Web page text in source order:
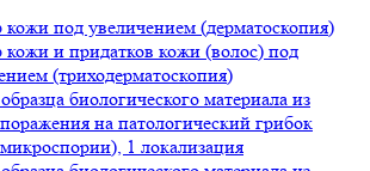
под увеличением (дерматоскопия)
и придатков кожи (волос) под
(триходерматоскопия)
биологического материала из
на патологический грибок
1 локализация